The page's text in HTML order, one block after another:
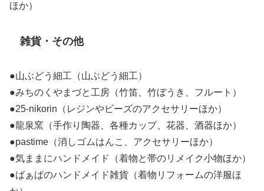
ほか）
雑貨・その他
●山ぶどう細工（山ぶどう細工）
●みちのくやまづと工房（竹笛、竹ぼうき、フルート）
●25-nikorin（レジンやビーズのアクセサリーほか）
●龍泉窯（手作り陶器、各種カップ、花器、酒器ほか）
●pastime（消しゴムはんこ、アクセサリーほか）
●気ままにハンドメイド（着物と帯のリメイク小物ほか）
●ばぁばのハンドメイド雑貨（着物リフォームの洋服ほ